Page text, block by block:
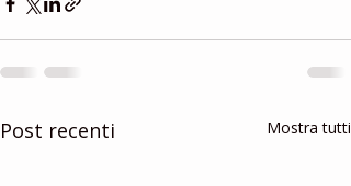
Post recenti Mostra tutti